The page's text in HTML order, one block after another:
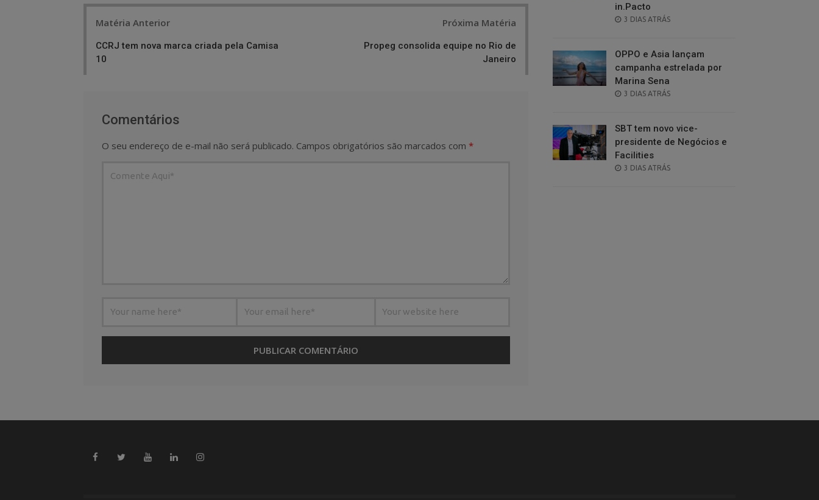
Matéria Anterior
CCRJ tem nova marca criada pela Camisa
10
Próxima Matéria
Propeg consolida equipe no Rio de
Janeiro
Comentários
O seu endereço de e-mail não será publicado. Campos obrigatórios são marcados com *
in.Pacto
POSTED
3 DIAS ATRÁS
OPPO e Asia lançam
campanha estrelada por
Marina Sena
POSTED
3 DIAS ATRÁS
SBT tem novo vice-
presidente de Negócios e
Facilities
POSTED
3 DIAS ATRÁS